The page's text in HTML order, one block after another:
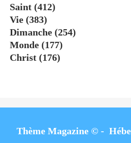
Saint (412)
Vie (383)
Dimanche (254)
Monde (177)
Christ (176)
Thème Magazine © -